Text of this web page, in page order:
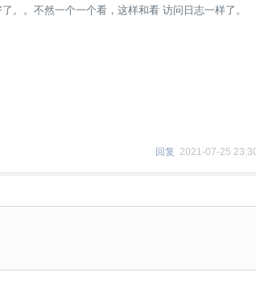
。。不然一个一个看，这样和看 访问日志一样了。
回复 2021-07-25